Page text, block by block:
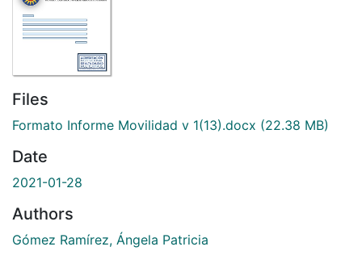
Files
Formato Informe Movilidad v 1(13).docx (22.38 MB)
Date
2021-01-28
Authors
Gómez Ramírez, Ángela Patricia